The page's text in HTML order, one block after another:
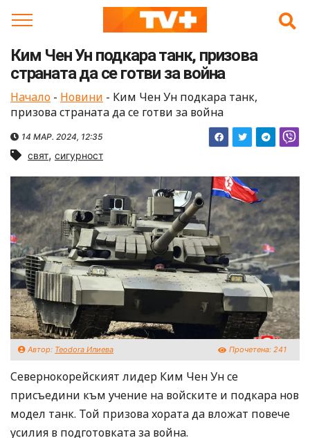
Ким Чен Ун подкара танк, призова
страната да се готви за война
Начало - Новини - Ким Чен Ун подкара танк,
призова страната да се готви за война
14 МАР. 2024, 12:35
свят, сигурност
Автор: Teodora Илиева Прочетена: 241
Севернокорейският лидер Ким Чен Ун се
присъедини към учение на войските и подкара нов
модел танк. Той призова хората да вложат повече
усилия в подготовката за война.